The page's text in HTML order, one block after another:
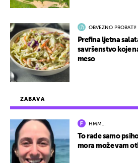
ZABAVA
HMM…
To rade samo
mora može vam
OBVEZNO PROBATI!
Prefina ljetna
savršenstvo koje
meso